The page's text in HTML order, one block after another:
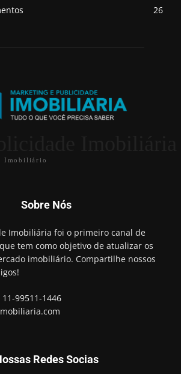
26
Imobiliário
Sobre Nós
Imobiliária foi o primeiro canal de
tem como objetivo de atualizar os
imobiliário. Compartilhe nossos
99511-1446
Redes Socias